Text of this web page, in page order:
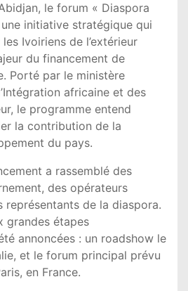
le forum « Diaspora
initiative stratégique qui
Ivoiriens de l’extérieur
du financement de
Porté par le ministère
africaine et des
le programme entend
la contribution de la
du pays.
a rassemblé des
des opérateurs
représentants de la diaspora.
grandes étapes
annoncées : un roadshow le
et le forum principal prévu
en France.